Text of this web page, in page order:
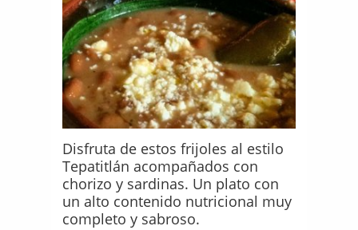
Disfruta de estos frijoles al estilo
Tepatitlán acompañados con
chorizo y sardinas. Un plato con
un alto contenido nutricional muy
completo y sabroso.